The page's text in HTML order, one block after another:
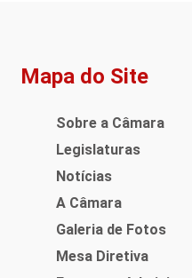
Mapa do Site
Sobre a Câmara
Legislaturas
Notícias
A Câmara
Galeria de Fotos
Mesa Diretiva